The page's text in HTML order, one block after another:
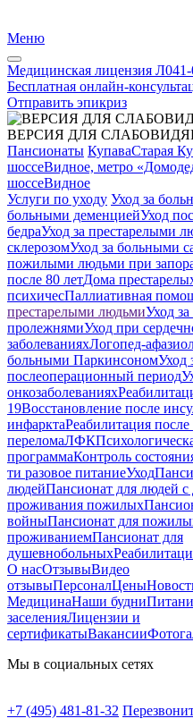
Меню
Медицинская лицензия Л041-
Бесплатная онлайн-
Отправить эпикриз
ВЕРСИЯ ДЛЯ
Пансионаты КупаваСтарая
шоссеВидное, метро
шоссеВидное
Услуги по уходу Уход за
больными деменциейУход
бедраУход за престарелыми
склерозомУход за больными
пожилыми людьми при
после 80 летДома
психичесПаллиативная
престарелыми людьмиУход
пролежнямиУход при
заболеванияхЛогопед-
больными ПаркинсономУход
послеоперационный период
онкозаболеваниях
19Восстановление после
инфарктаРеабилитация
перелома⁠ЛФК
программаКонтроль
ти разовое питаниеУход
людейПансионат для людей с
проживания пожилых
войныПансионат для
проживаниемПансионат для
душевнобольных
О насОтзывыВидео
отзывыПерсоналЦены
МедицинаНаши будни
заселенияЛицензии и
сертификатыВакансии
Мы в социальных сетях
+7 (495) 481-81-32